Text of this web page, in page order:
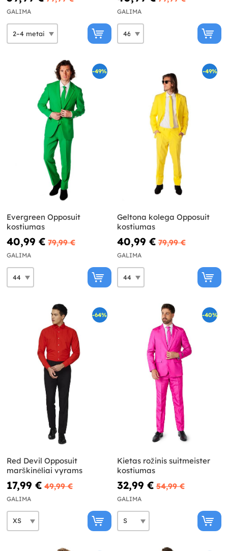
GALIMA GALIMA
-49%
Evergreen Opposuit
kostiumas
40,99 € 79,99 €
GALIMA
-49%
Geltona kolega Opposuit
kostiumas
40,99 € 79,99 €
GALIMA
-64%
Red Devil Opposuit
marškinėliai vyrams
17,99 € 49,99 €
GALIMA
-40%
Kietas rožinis suitmeister
kostiumas
32,99 € 54,99 €
GALIMA